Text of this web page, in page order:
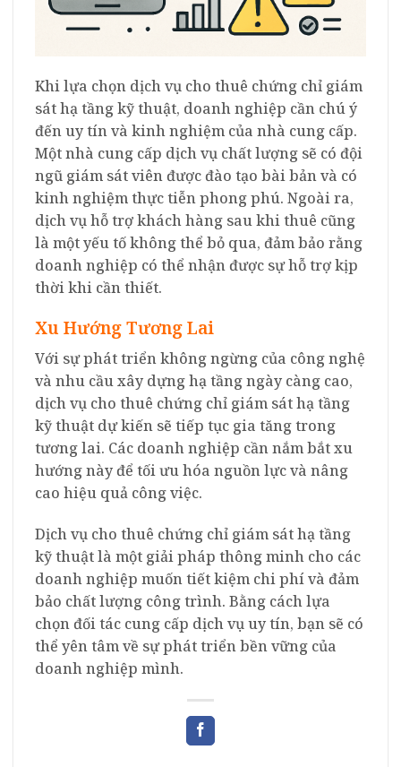
Khi lựa chọn dịch vụ cho thuê chứng chỉ giám
sát hạ tầng kỹ thuật, doanh nghiệp cần chú ý
đến uy tín và kinh nghiệm của nhà cung cấp.
Một nhà cung cấp dịch vụ chất lượng sẽ có đội
ngũ giám sát viên được đào tạo bài bản và có
kinh nghiệm thực tiễn phong phú. Ngoài ra,
dịch vụ hỗ trợ khách hàng sau khi thuê cũng
là một yếu tố không thể bỏ qua, đảm bảo rằng
doanh nghiệp có thể nhận được sự hỗ trợ kịp
thời khi cần thiết.
Xu Hướng Tương Lai
Với sự phát triển không ngừng của công nghệ
và nhu cầu xây dựng hạ tầng ngày càng cao,
dịch vụ cho thuê chứng chỉ giám sát hạ tầng
kỹ thuật dự kiến sẽ tiếp tục gia tăng trong
tương lai. Các doanh nghiệp cần nắm bắt xu
hướng này để tối ưu hóa nguồn lực và nâng
cao hiệu quả công việc.
Dịch vụ cho thuê chứng chỉ giám sát hạ tầng
kỹ thuật là một giải pháp thông minh cho các
doanh nghiệp muốn tiết kiệm chi phí và đảm
bảo chất lượng công trình. Bằng cách lựa
chọn đối tác cung cấp dịch vụ uy tín, bạn sẽ có
thể yên tâm về sự phát triển bền vững của
doanh nghiệp mình.